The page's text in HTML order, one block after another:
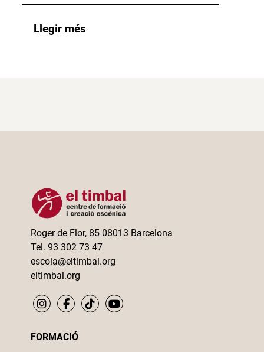
Llegir més
Roger de Flor, 85 08013 Barcelona
Tel. 93 302 73 47
escola@eltimbal.org
eltimbal.org
FORMACIÓ